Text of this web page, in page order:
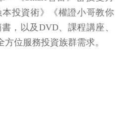
投資術》《權證小哥教你
，以及DVD、課程講座、
方位服務投資族群需求。